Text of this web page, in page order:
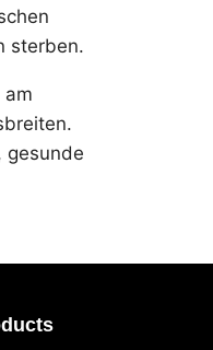
sterben.
am
gesunde